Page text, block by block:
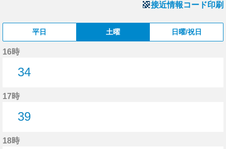
接近情報コード印刷
平日 土曜 日曜/祝日
16時
34
17時
39
18時